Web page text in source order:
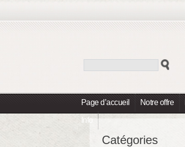
Page d’accueil Notre offre
Info
Catégories